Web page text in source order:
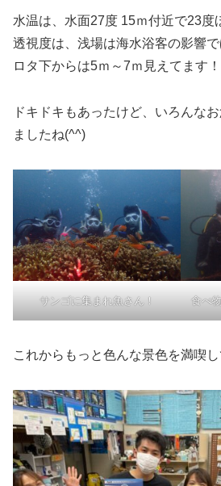
水温は、水面27度 15ｍ付近で23度
透視度は、浅場は海水浴客の影響
ロタ下からは5ｍ～7ｍ見えてます！
ドキドキもあったけど、いろんな
ましたね(^^)
サンゴに集まれ魚さん！ 食べ
これからもっと色んな景色を満喫